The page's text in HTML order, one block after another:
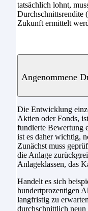
tatsächlich lohnt,
Durchschnittsrendite
Zukunft ermittelt
Angenommene
Die Entwicklung
Aktien oder Fonds,
fundierte Bewertung
ist es daher wichtig,
Zunächst muss
die Anlage
Anlageklassen, das
Handelt es sich
hundertprozentigen
langfristig zu
durchschnittlich neun